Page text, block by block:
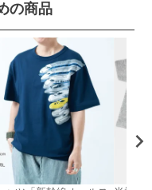
の商品